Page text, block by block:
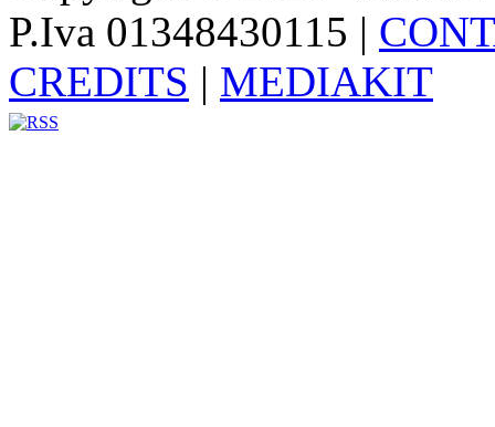
P.Iva 01348430115 |
CREDITS | MEDIAKIT